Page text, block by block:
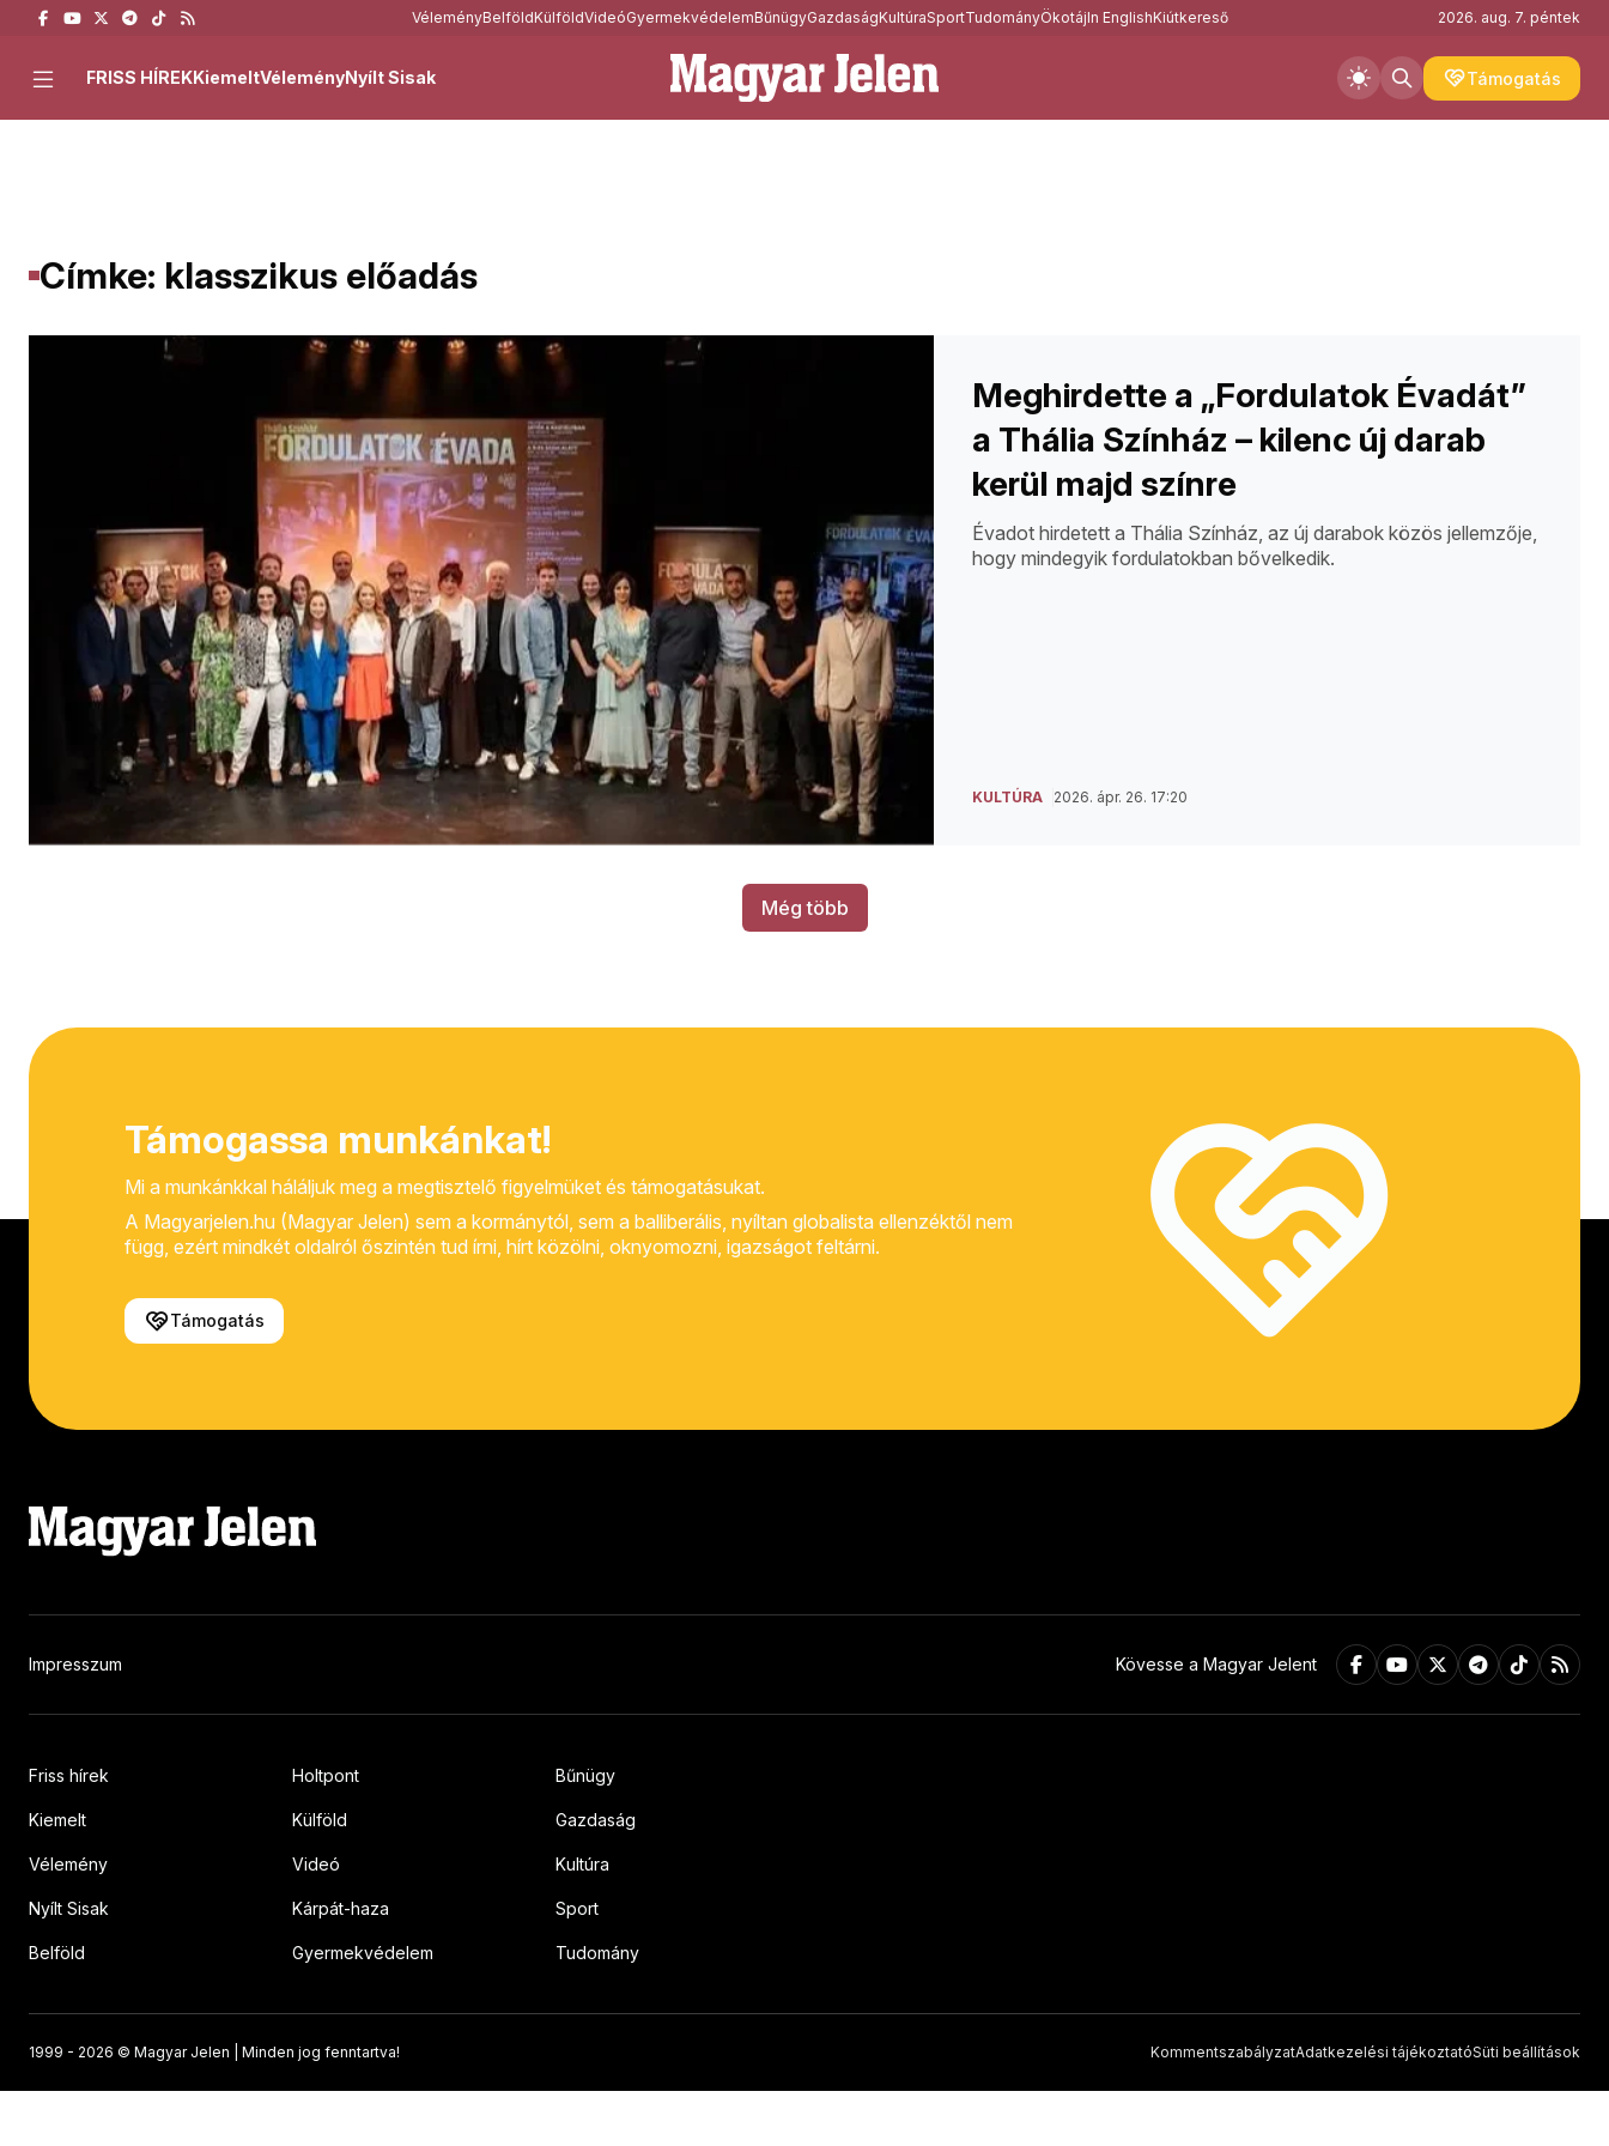
VéleményBelföldKülföldVideóGyermekvédelemBűnügyGazdaságKultúraSportTudományÖkotájIn EnglishKiútkereső 2026. aug. 7. péntek
Támogatás
FRISS HÍREKKiemeltVéleményNyílt Sisak
Címke: klasszikus előadás
Meghirdette a „Fordulatok Évadát”
a Thália Színház – kilenc új darab
kerül majd színre
Évadot hirdetett a Thália Színház, az új darabok közös jellemzője,
hogy mindegyik fordulatokban bővelkedik.
KULTÚRA 2026. ápr. 26. 17:20
Még több
Támogassa munkánkat!
Mi a munkánkkal háláljuk meg a megtisztelő figyelmüket és támogatásukat.
A Magyarjelen.hu (Magyar Jelen) sem a kormánytól, sem a balliberális, nyíltan globalista ellenzéktől nem
függ, ezért mindkét oldalról őszintén tud írni, hírt közölni, oknyomozni, igazságot feltárni.
Támogatás
Impresszum Kövesse a Magyar Jelent
Friss hírek
Kiemelt
Vélemény
Nyílt Sisak
Belföld
Holtpont
Külföld
Videó
Kárpát-haza
Gyermekvédelem
Bűnügy
Gazdaság
Kultúra
Sport
Tudomány
1999 - 2026 © Magyar Jelen | Minden jog fenntartva! KommentszabályzatAdatkezelési tájékoztatóSüti beállítások